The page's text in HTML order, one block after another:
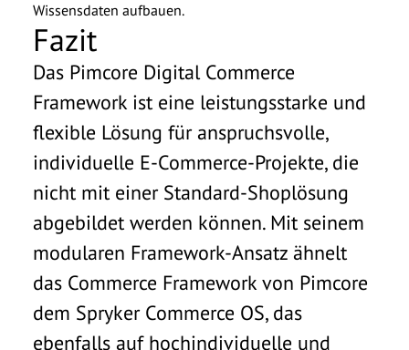
Wissensdaten aufbauen.
Fazit
Das Pimcore Digital Commerce
Framework ist eine leistungsstarke und
flexible Lösung für anspruchsvolle,
individuelle E-Commerce-Projekte, die
nicht mit einer Standard-Shoplösung
abgebildet werden können. Mit seinem
modularen Framework-Ansatz ähnelt
das Commerce Framework von Pimcore
dem Spryker Commerce OS, das
ebenfalls auf hochindividuelle und